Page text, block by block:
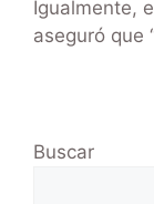
Igualmente,
aseguró que
Buscar